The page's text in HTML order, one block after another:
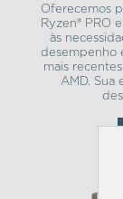
Oferecemos
Ryzen® PRO
às
desempenho
mais
AMD. Sua